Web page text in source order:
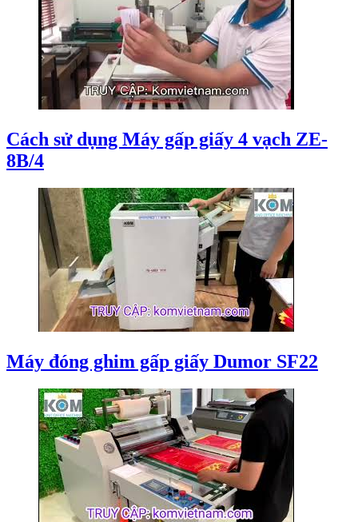
Cách sử dụng Máy gấp giấy 4 vạch ZE-
8B/4
Máy đóng ghim gấp giấy Dumor SF22